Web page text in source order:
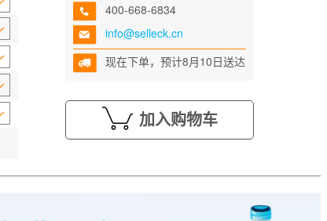
400-668-6834
info@selleck.cn
现在下单，预计8月10日送达
加入购物车